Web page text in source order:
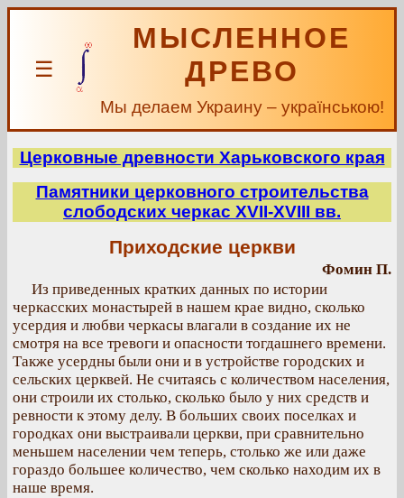
☰
МЫСЛЕННОЕ
ДРЕВО
Мы делаем Украину – українською!
Церковные древности Харьковского края
Памятники церковного строительства
слободских черкас XVII-XVIII вв.
Приходские церкви
Фомин П.
Из приведенных кратких данных по истории
черкасских монастырей в нашем крае видно, сколько
усердия и любви черкасы влагали в создание их не
смотря на все тревоги и опасности тогдашнего времени.
Также усердны были они и в устройстве городских и
сельских церквей. Не считаясь с количеством населения,
они строили их столько, сколько было у них средств и
ревности к этому делу. В больших своих поселках и
городках они выстраивали церкви, при сравнительно
меньшем населении чем теперь, столько же или даже
гораздо большее количество, чем сколько находим их в
наше время.